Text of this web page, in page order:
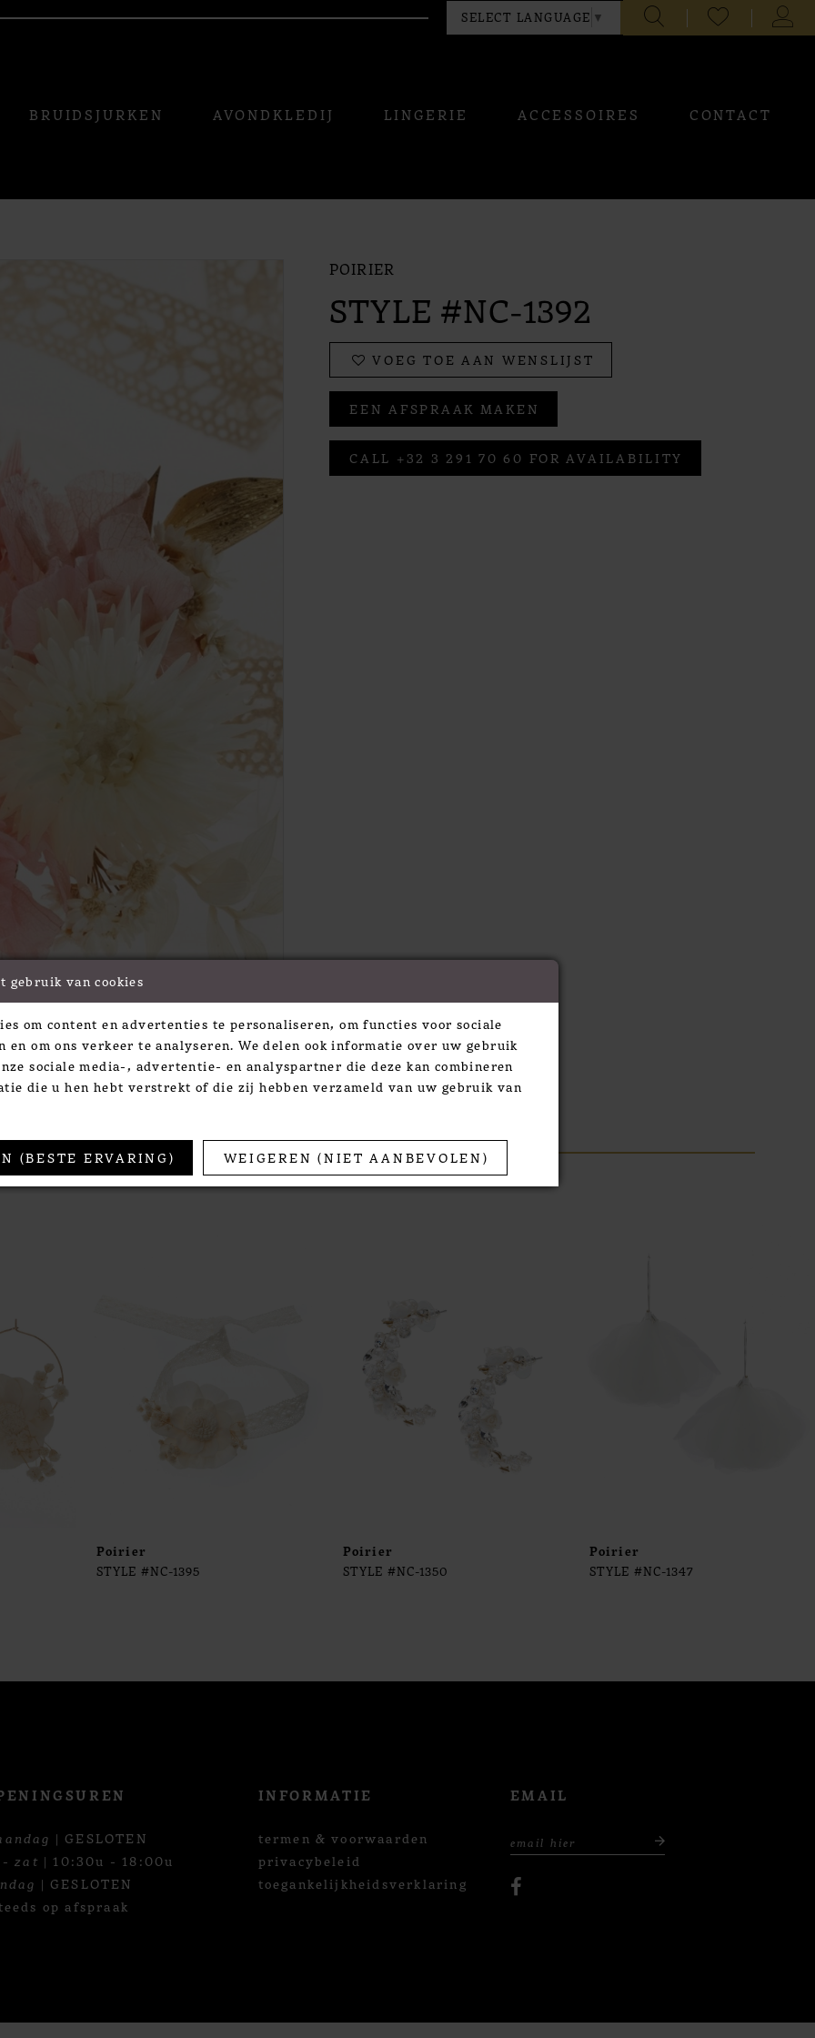
SELECT LANGUAGE ▼
CHECK
WISHLIST
BRUIDSJURKEN AVONDKLEDIJ LINGERIE ACCESSOIRES CONTACT
Click to zoom
Click to zoom
SHARE:
POIRIER
STYLE #NC-1392
VOEG TOE AAN WENSLIJST
EEN AFSPRAAK MAKEN
CALL +32 3 291 70 60 FOR AVAILABILITY
Poirier
STYLE #NC-1395
Poirier
STYLE #NC-1350
Poirier
STYLE #NC-1347
| GESLOTEN
zat | 10:30u - 18:00u
| GESLOTEN
op afspraak
INFORMATIE
termen & voorwaarden
privacybeleid
toegankelijkheidsverklaring
EMAIL
gebruik van cookies
om content en advertenties te personaliseren, om functies voor sociale
en om ons verkeer te analyseren. We delen ook informatie over uw gebruik
sociale media-, advertentie- en analyspartner die deze kan combineren
die u hen hebt verstrekt of die zij hebben verzameld van uw gebruik van
(BESTE ERVARING) WEIGEREN (NIET AANBEVOLEN)